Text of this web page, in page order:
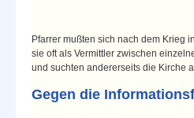
Pfarrer mußten sich nach dem Krieg
sie oft als Vermittler zwischen
und suchten andererseits die Kirche
Gegen die